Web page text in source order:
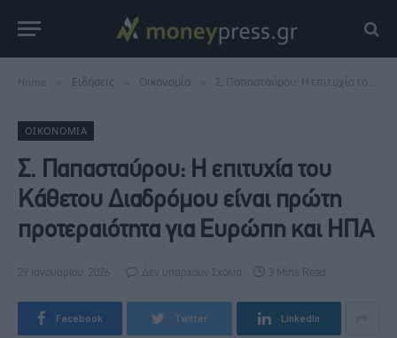
Home Ειδήσεις Οικονομία Σ. Παπασταύρου: Η επιτυχία του Κάθετου Διαδρόμου είναι πρώτη προτεραιότητα για Ευρώπη και ΗΠΑ
ΟΙΚΟΝΟΜΊΑ
Σ. Παπασταύρου: Η επιτυχία του
Κάθετου Διαδρόμου είναι πρώτη
προτεραιότητα για Ευρώπη και ΗΠΑ
29 Ιανουαρίου, 2026 Δεν υπάρχουν Σχόλια 3 Mins Read
Facebook Twitter LinkedIn